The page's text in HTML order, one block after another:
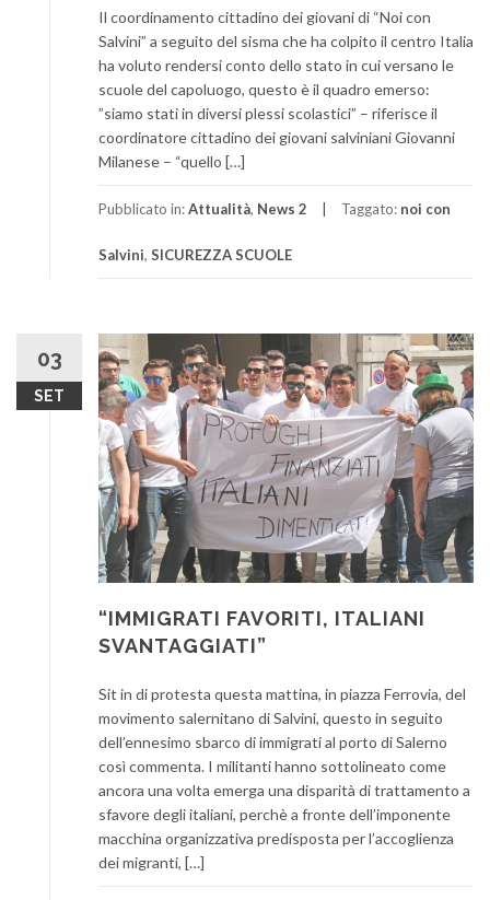
Il coordinamento cittadino dei giovani di “Noi con
Salvini” a seguito del sisma che ha colpito il centro Italia
ha voluto rendersi conto dello stato in cui versano le
scuole del capoluogo, questo è il quadro emerso:
”siamo stati in diversi plessi scolastici” – riferisce il
coordinatore cittadino dei giovani salviniani Giovanni
Milanese – “quello […]
Pubblicato in:Attualità, News 2 Taggato: noi con
Salvini, SICUREZZA SCUOLE
03
SET
“IMMIGRATI FAVORITI, ITALIANI
SVANTAGGIATI”
Sit in di protesta questa mattina, in piazza Ferrovia, del
movimento salernitano di Salvini, questo in seguito
dell’ennesimo sbarco di immigrati al porto di Salerno
così commenta. I militanti hanno sottolineato come
ancora una volta emerga una disparità di trattamento a
sfavore degli italiani, perchè a fronte dell’imponente
macchina organizzativa predisposta per l’accoglienza
dei migranti, […]